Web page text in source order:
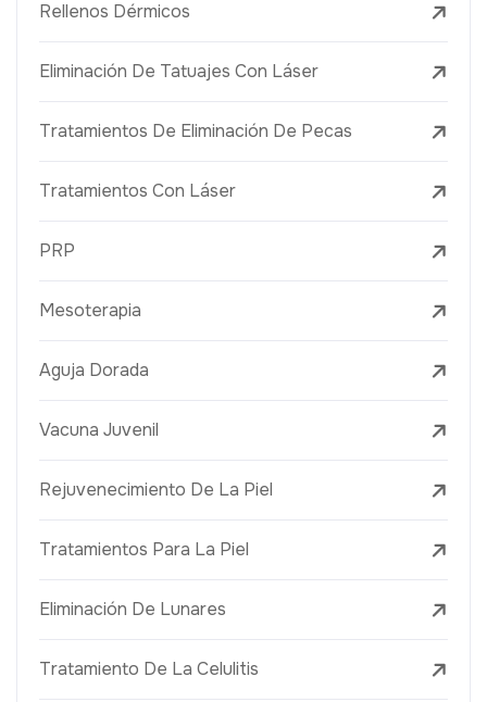
Rellenos Dérmicos
Eliminación De Tatuajes Con Láser
Tratamientos De Eliminación De Pecas
Tratamientos Con Láser
PRP
Mesoterapia
Aguja Dorada
Vacuna Juvenil
Rejuvenecimiento De La Piel
Tratamientos Para La Piel
Eliminación De Lunares
Tratamiento De La Celulitis